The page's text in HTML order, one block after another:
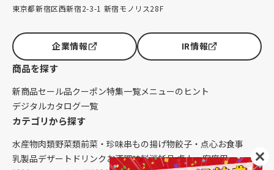
東京都新宿区西新宿2-3-1 新宿モノリス28F
企業情報 IR情報
商品を探す
新商品セール品クーポン特集一覧メニューのヒント
デジタルカタログ一覧
カテゴリから探す
水産物肉類野菜類前菜・珍味串もの揚げ物餃子・点心お食事
乳製品デザート ドリンク お酒調味料消耗品 卓上・客席用